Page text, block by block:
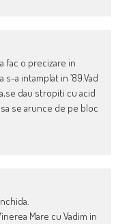
fac o precizare in
a intamplat in ’89.Vad
dau stropiti cu acid
se arunce de pe bloc
Mare cu Vadim in